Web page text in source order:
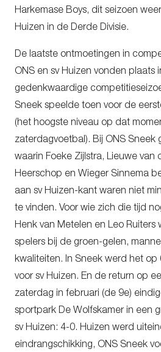
Harkemase Boys, dit seizoen
Huizen in de Derde Divisie.
De laatste ontmoetingen in
ONS en sv Huizen vonden plaats
gedenkwaardige
Sneek speelde toen voor de
(het hoogste niveau op dat
zaterdagvoetbal). Bij ONS Sneek
waarin Foeke Zijlstra, Lieuwe van
Heerschop en Wieger Sinnema
aan sv Huizen-kant waren niet
te vinden. Voor wie zich die tijd
Henk van Metelen en Leo
spelers bij de groen-gelen,
kwaliteiten. In Sneek werd het
voor sv Huizen. En de return op
zaterdag in februari (de 9e)
sportpark De Wolfskamer in een
sv Huizen: 4-0. Huizen werd
eindrangschikking, ONS Sneek